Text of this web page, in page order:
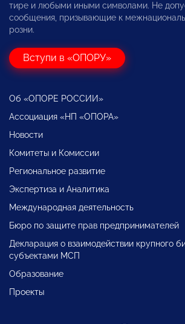
тире и любыми иными символами. Не
сообщения, призывающие к
розни.
Вступи в «ОПОРУ»
Об «ОПОРЕ РОССИИ»
Ассоциация «НП «ОПОРА»
Новости
Комитеты и Комиссии
Региональное развитие
Экспертиза и Аналитика
Международная деятельность
Бюро по защите прав предпринимателей
Декларация о взаимодействии крупного
субъектами МСП
Образование
Проекты